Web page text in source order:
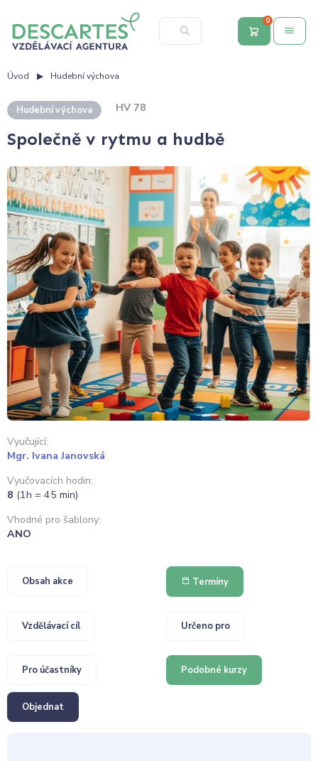
0
Úvod Hudební výchova
Hudební výchova HV 78
Společně v rytmu a hudbě
Vyučující:
Mgr. Ivana Janovská
Vyučovacích hodin:
8 (1h = 45 min)
Vhodné pro šablony:
ANO
Obsah akce Termíny
Vzdělávací cíl Určeno pro
Pro účastníky Podobné kurzy
Objednat